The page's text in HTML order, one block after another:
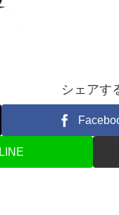
シェアす
LINE